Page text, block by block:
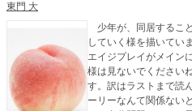
東門 大
少年が、同居するこ
していく様を描いてい
エイジプレイがメイン
様は見ないでくださ
す。訳はラストまで読
ーリーなんて関係ない